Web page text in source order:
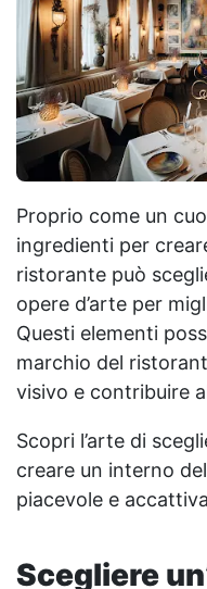
Proprio come un
ingredienti per
ristorante può
opere d’arte per
Questi elementi
marchio del
visivo e contribuire
Scopri l’arte di
creare un interno
piacevole e
Scegliere